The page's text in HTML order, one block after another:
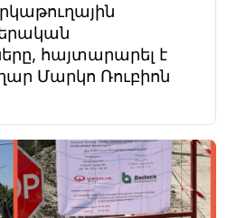
հայտարարել է
Մարկո Ռուբիոն